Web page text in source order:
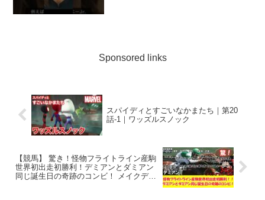
Sponsored links
スパイディとすごいなかまたち｜第20
話-1｜ワッズルスノック
【競馬】 驚き！怪物フライトライン産駒
世界初出走初勝利！デミアンとダミアン
同じ誕生日の奇跡のコンビ！ メイクデビ